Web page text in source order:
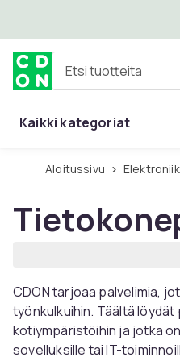
Etsi tuotteita
Kaikki kategoriat
Aloitussivu
CDON tarjoaa palvelimia,
työnkulkuihin. Täältä
kotiympäristöihin ja jotka
sovelluksille tai IT-